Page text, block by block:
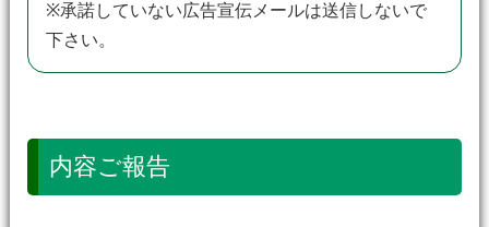
※承諾していない広告宣伝メールは送信しないで
下さい。
内容ご報告